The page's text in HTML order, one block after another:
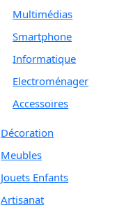
Multimédias
Smartphone
Informatique
Electroménager
Accessoires
Décoration
Meubles
Jouets Enfants
Artisanat